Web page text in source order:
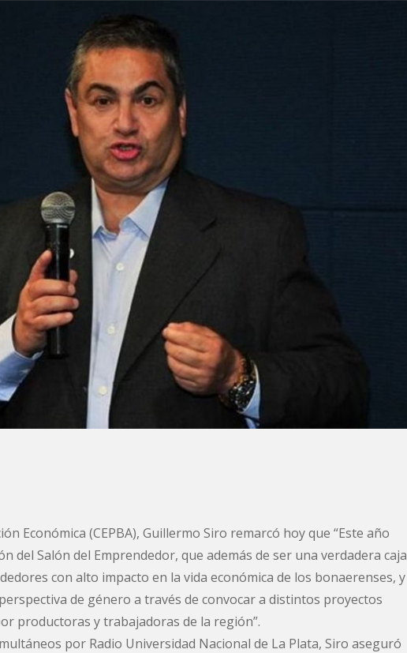
Económica (CEPBA), Guillermo Siro remarcó hoy que “Este año
del Salón del Emprendedor, que además de ser una verdadera caja
con alto impacto en la vida económica de los bonaerenses, y
de género a través de convocar a distintos proyectos
productoras y trabajadoras de la región”.
por Radio Universidad Nacional de La Plata, Siro aseguró